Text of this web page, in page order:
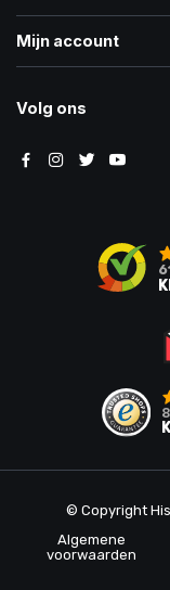
Mijn account
Volg ons
© Copyright
Algemene
voorwaarden